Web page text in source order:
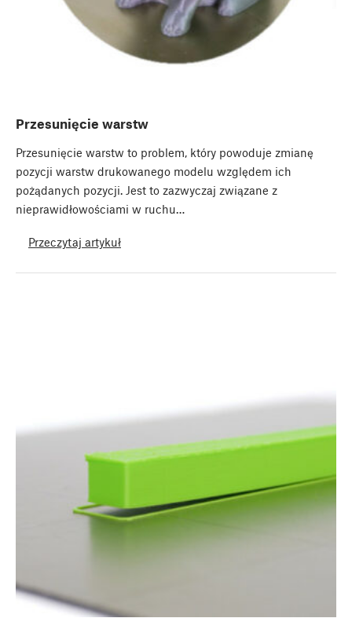
Przesunięcie warstw
Przesunięcie warstw to problem, który powoduje zmianę
pozycji warstw drukowanego modelu względem ich
pożądanych pozycji. Jest to zazwyczaj związane z
nieprawidłowościami w ruchu…
Przeczytaj artykuł